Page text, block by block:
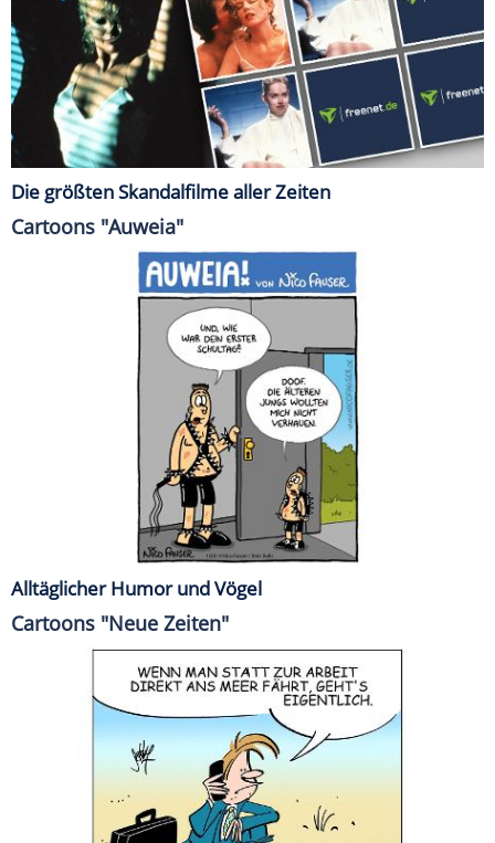
Die größten Skandalfilme aller Zeiten
Cartoons "Auweia"
Alltäglicher Humor und Vögel
Cartoons "Neue Zeiten"